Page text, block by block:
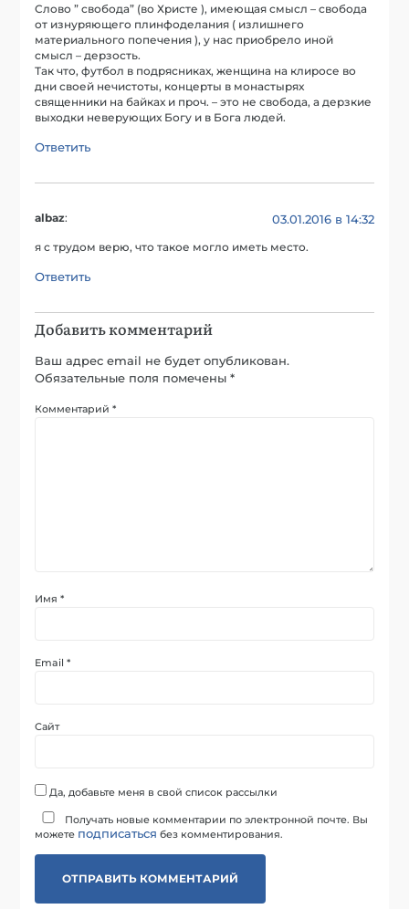
Слово ” свобода” (во Христе ), имеющая смысл – свобода
от изнуряющего плинфоделания ( излишнего
материального попечения ), у нас приобрело иной
смысл – дерзость.
Так что, футбол в подрясниках, женщина на клиросе во
дни своей нечистоты, концерты в монастырях
священники на байках и проч. – это не свобода, а дерзкие
выходки неверующих Богу и в Бога людей.
Ответить
albaz: 03.01.2016 в 14:32
я с трудом верю, что такое могло иметь место.
Ответить
Добавить комментарий
Ваш адрес email не будет опубликован.
Обязательные поля помечены*
Комментарий*
Имя*
Email*
Сайт
Да, добавьте меня в свой список рассылки
Получать новые комментарии по электронной почте. Вы
можете подписаться без комментирования.